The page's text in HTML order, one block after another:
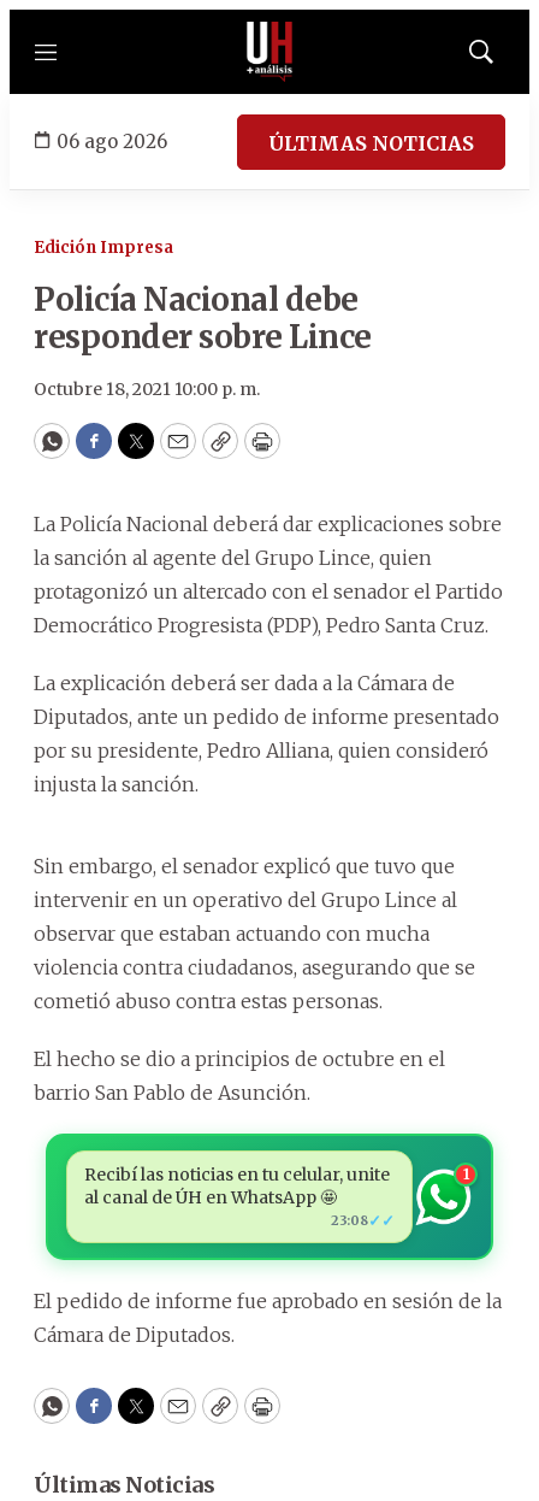
Menú
Mostrar
06 ago 2026 ÚLTIMAS NOTICIAS
Edición Impresa
Policía Nacional debe
responder sobre Lince
Octubre 18, 2021 10:00 p. m.
WhatsApp
Facebook
Twitter
EmailCopyPrint
La Policía Nacional deberá dar explicaciones sobre
la sanción al agente del Grupo Lince, quien
protagonizó un altercado con el senador el Partido
Democrático Progresista (PDP), Pedro Santa Cruz.
La explicación deberá ser dada a la Cámara de
Diputados, ante un pedido de informe presentado
por su presidente, Pedro Alliana, quien consideró
injusta la sanción.
Sin embargo, el senador explicó que tuvo que
intervenir en un operativo del Grupo Lince al
observar que estaban actuando con mucha
violencia contra ciudadanos, asegurando que se
cometió abuso contra estas personas.
El hecho se dio a principios de octubre en el
barrio San Pablo de Asunción.
Recibí las noticias en tu celular, unite
al canal de ÚH en WhatsApp 🤩
23:08✓✓
1
El pedido de informe fue aprobado en sesión de la
Cámara de Diputados.
WhatsApp
Facebook
Twitter
EmailCopyPrint
Últimas Noticias